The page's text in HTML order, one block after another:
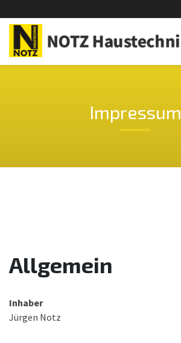
Impressum
Allgemein
Inhaber
Jürgen Notz